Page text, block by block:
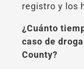
registro y los
¿Cuánto
caso de
County?